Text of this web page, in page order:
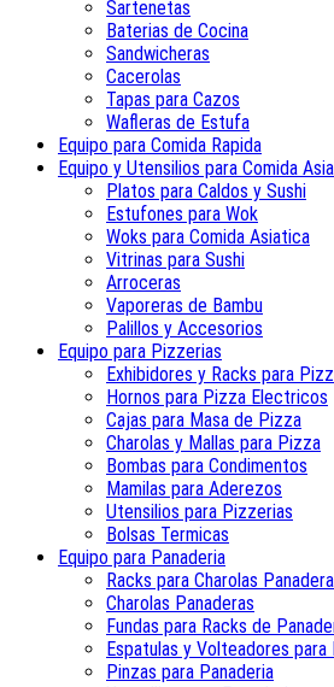
Sartenetas
Baterias de Cocina
Sandwicheras
Cacerolas
Tapas para Cazos
Wafleras de Estufa
Equipo para Comida Rapida
Equipo y Utensilios para Comida
Platos para Caldos y Sushi
Estufones para Wok
Woks para Comida Asiatica
Vitrinas para Sushi
Arroceras
Vaporeras de Bambu
Palillos y Accesorios
Equipo para Pizzerias
Exhibidores y Racks para
Hornos para Pizza Electricos
Cajas para Masa de Pizza
Charolas y Mallas para Pizza
Bombas para Condimentos
Mamilas para Aderezos
Utensilios para Pizzerias
Bolsas Termicas
Equipo para Panaderia
Racks para Charolas
Charolas Panaderas
Fundas para Racks de
Espatulas y Volteadores para
Pinzas para Panaderia